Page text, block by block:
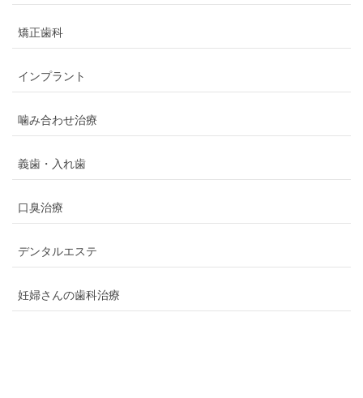
矯正歯科
インプラント
噛み合わせ治療
義歯・入れ歯
口臭治療
デンタルエステ
妊婦さんの歯科治療